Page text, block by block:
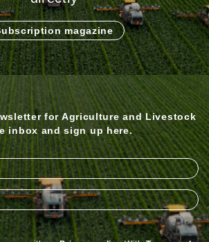
magazine
for Agriculture and Livestock
inbox and sign up here.